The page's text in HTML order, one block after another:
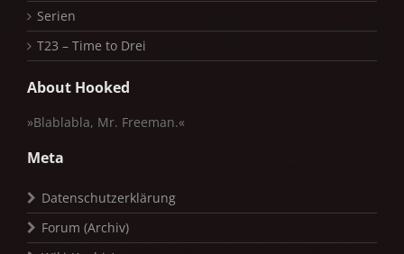
Serien
T23 – Time to Drei
About Hooked
»Blablabla, Mr. Freeman.«
Meta
Datenschutzerklärung
Forum (Archiv)